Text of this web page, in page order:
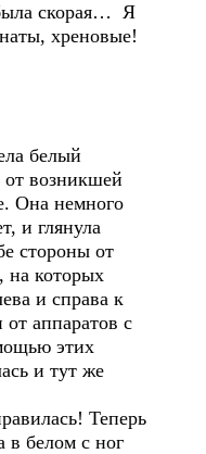
скорая… Я
хреновые!
белый
от возникшей
Она немного
и глянула
стороны от
на которых
и справа к
аппаратов с
этих
и тут же
Теперь
в белом с ног